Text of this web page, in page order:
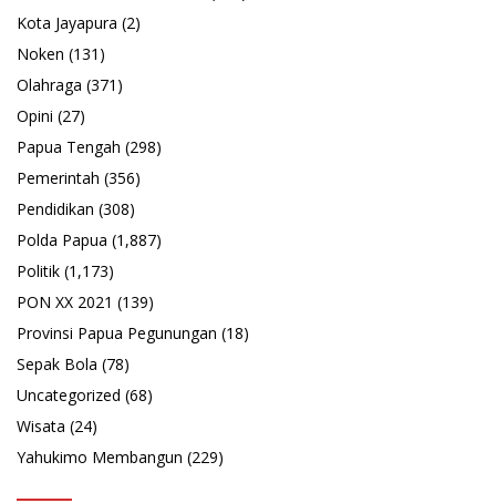
Kota Jayapura (2)
Noken (131)
Olahraga (371)
Opini (27)
Papua Tengah (298)
Pemerintah (356)
Pendidikan (308)
Polda Papua (1,887)
Politik (1,173)
PON XX 2021 (139)
Provinsi Papua Pegunungan (18)
Sepak Bola (78)
Uncategorized (68)
Wisata (24)
Yahukimo Membangun (229)